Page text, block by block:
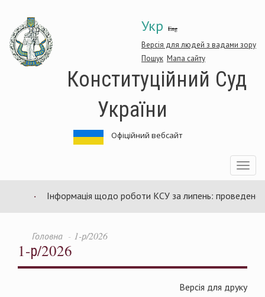
основного
матеріалу
Укр Eng
Версія для людей з вадами зору
Пошук Мапа сайту
Конституційний Суд
України
Офіційний вебсайт
Toggle
Інформація щодо роботи КСУ за липень: проведено
Головна 1-р/2026
1-р/2026
Версія для друку